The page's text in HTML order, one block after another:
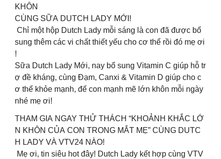
KHÔN
CÙNG SỮA DUTCH LADY MỚI!
Chỉ một hộp Dutch Lady mỗi sáng là con đã được bổ
sung thêm các vi chất thiết yếu cho cơ thể rồi đó mẹ ơi
!
Sữa Dutch Lady Mới, nay bổ sung Vitamin C giúp hỗ tr
ợ đề kháng, cùng Đạm, Canxi & Vitamin D giúp cho c
ơ thể khỏe mạnh, để con mạnh mẽ lớn khôn mỗi ngày
nhé mẹ ơi!
THAM GIA NGAY THỬ THÁCH “KHOẢNH KHẮC LỚ
N KHÔN CỦA CON TRONG MẮT MẸ” CÙNG DUTC
H LADY VÀ VTV24 NÀO!
Mẹ ơi, tin siêu hot đây! Dutch Lady kết hợp cùng VTV